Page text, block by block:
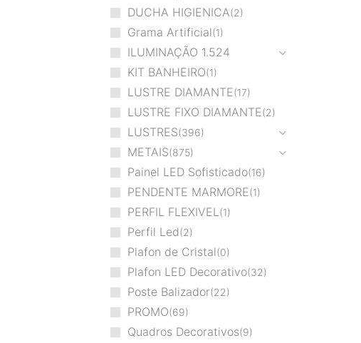
DUCHA HIGIENICA 2
Grama Artificial 1
ILUMINAÇÃO 1.524
KIT BANHEIRO 1
LUSTRE DIAMANTE 17
LUSTRE FIXO DIAMANTE 2
LUSTRES 396
METAIS 875
Painel LED Sofisticado 16
PENDENTE MARMORE 1
PERFIL FLEXIVEL 1
Perfil Led 2
Plafon de Cristal 0
Plafon LED Decorativo 32
Poste Balizador 22
PROMO 69
Quadros Decorativos 9